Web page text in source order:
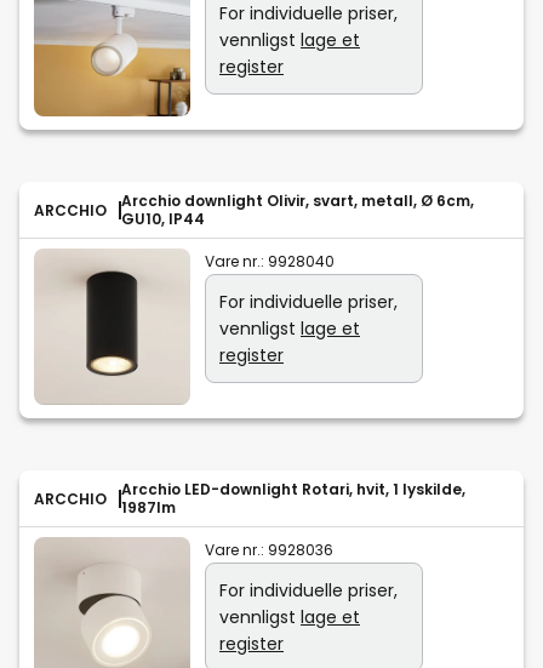
For individuelle priser,
vennligst lage et
register
ARCCHIO
Arcchio downlight Olivir, svart, metall, Ø 6cm,
GU10, IP44
Vare nr.: 9928040
For individuelle priser,
vennligst lage et
register
ARCCHIO
Arcchio LED-downlight Rotari, hvit, 1 lyskilde,
1987lm
Vare nr.: 9928036
For individuelle priser,
vennligst lage et
register